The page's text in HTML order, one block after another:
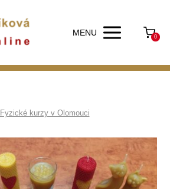
MENU 0
Fyzické kurzy v Olomouci